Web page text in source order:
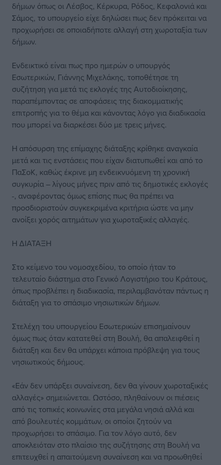
δήμων όπως οι Λέσβος, Κέρκυρα, Ρόδος, Κεφαλονιά και
Σάμος, το υπουργείο είχε δηλώσει πως δεν πρόκειται να
προχωρήσει σε οποιαδήποτε αλλαγή στη χωροταξία των
δήμων.
Ενδεικτικό είναι πως προ ημερών ο υπουργός
Εσωτερικών, Γιάννης Μιχελάκης, τοποθέτησε τη
συζήτηση για μετά τις εκλογές της Αυτοδιοίκησης,
παραπέμποντας σε αποφάσεις της διακομματικής
επιτροπής για το θέμα και κάνοντας λόγο για διαδικασία
που μπορεί να διαρκέσει δύο με τρεις μήνες.
Η απόσυρση της επίμαχης διάταξης κρίθηκε αναγκαία
μετά και τις ενστάσεις που είχαν διατυπωθεί και από το
ΠαΣοΚ, καθώς έκρινε μη ενδεικνυόμενη τη χρονική
συγκυρία – λίγους μήνες πριν από τις δημοτικές εκλογές
-, αναφέροντας όμως επίσης πως θα πρέπει να
προσδιοριστούν συγκεκριμένα κριτήρια ώστε να μην
ανοίξει χορός αιτημάτων για χωροταξικές αλλαγές.
Η ΔΙΑΤΑΞΗ
Στο κείμενο του νομοσχεδίου, το οποίο ήταν το
τελευταίο διάστημα στο Γενικό Λογιστήριο του Κράτους,
όπως προβλέπει η διαδικασία, περιλαμβανόταν πάντως η
διάταξη για το σπάσιμο νησιωτικών δήμων.
Στελέχη του υπουργείου Εσωτερικών επισημαίνουν
όμως πως όταν κατατεθεί στη Βουλή, θα απαλειφθεί η
διάταξη και δεν θα υπάρχει κάποια πρόβλεψη για τους
νησιωτικούς δήμους.
«Εάν δεν υπάρξει συναίνεση, δεν θα γίνουν χωροταξικές
αλλαγές» σημειώνεται. Ωστόσο, πληθαίνουν οι πιέσεις
από τις τοπικές κοινωνίες στα μεγάλα νησιά αλλά και
από βουλευτές κομμάτων, οι οποίοι ζητούν να
προχωρήσει το σπάσιμο. Για τον λόγο αυτό, δεν
αποκλειόταν στο πλαίσιο της συζήτησης στη Βουλή να
επιτευχθεί η απαιτούμενη συναίνεση και να προωθηθεί